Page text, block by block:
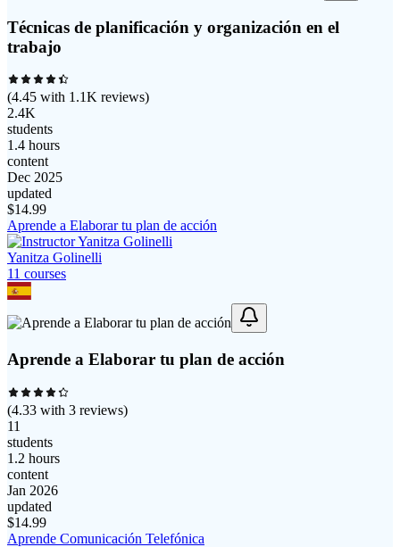
Técnicas de planificación y organización en el
trabajo
(4.45 with 1.1K reviews)
2.4K
students
1.4 hours
content
Dec 2025
updated
$14.99
Aprende a Elaborar tu plan de acción
Yanitza Golinelli
11 courses
Aprende a Elaborar tu plan de acción
(4.33 with 3 reviews)
11
students
1.2 hours
content
Jan 2026
updated
$14.99
Aprende Comunicación Telefónica